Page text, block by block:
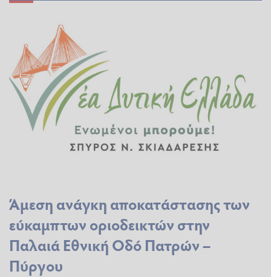
Άμεση ανάγκη αποκατάστασης των
εύκαμπτων οριοδεικτών στην
Παλαιά Εθνική Οδό Πατρών –
Πύργου